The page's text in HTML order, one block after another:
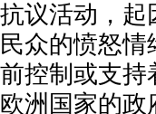
抗议活动，起
民众的愤怒
前控制或支持
欧洲国家的政